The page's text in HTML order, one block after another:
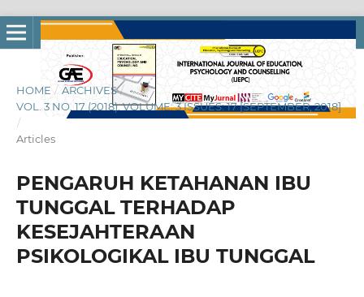
HOME / ARCHIVES /
VOL. 3 NO. 17 (2018): VOLUME: 3 ISSUES: 17 [SEPTEMBER, 2018]
/
Articles
PENGARUH KETAHANAN IBU
TUNGGAL TERHADAP
KESEJAHTERAAN
PSIKOLOGIKAL IBU TUNGGAL